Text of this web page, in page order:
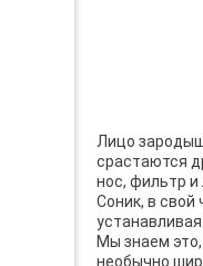
Лицо
срастаются
нос, фильтр и
Соник, в свой
Мы знаем
необычно